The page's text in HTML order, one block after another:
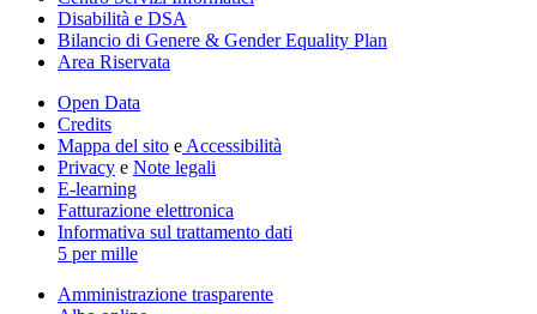
Disabilità e DSA
Bilancio di Genere & Gender Equality Plan
Area Riservata
Open Data
Credits
Mappa del sito e Accessibilità
Privacy e Note legali
E-learning
Fatturazione elettronica
Informativa sul trattamento dati
5 per mille
Amministrazione trasparente